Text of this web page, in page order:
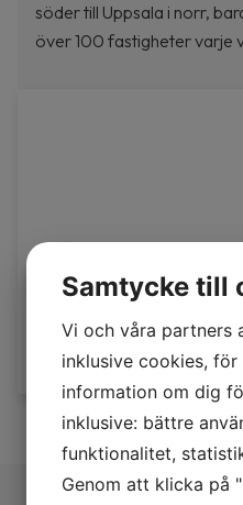
söder till Uppsala i norr,
över 100 fastigheter varje
Samtycke till
Vi och våra partners
inklusive cookies,
information om dig
inklusive: bättre
funktionalitet,
Genom att klicka på